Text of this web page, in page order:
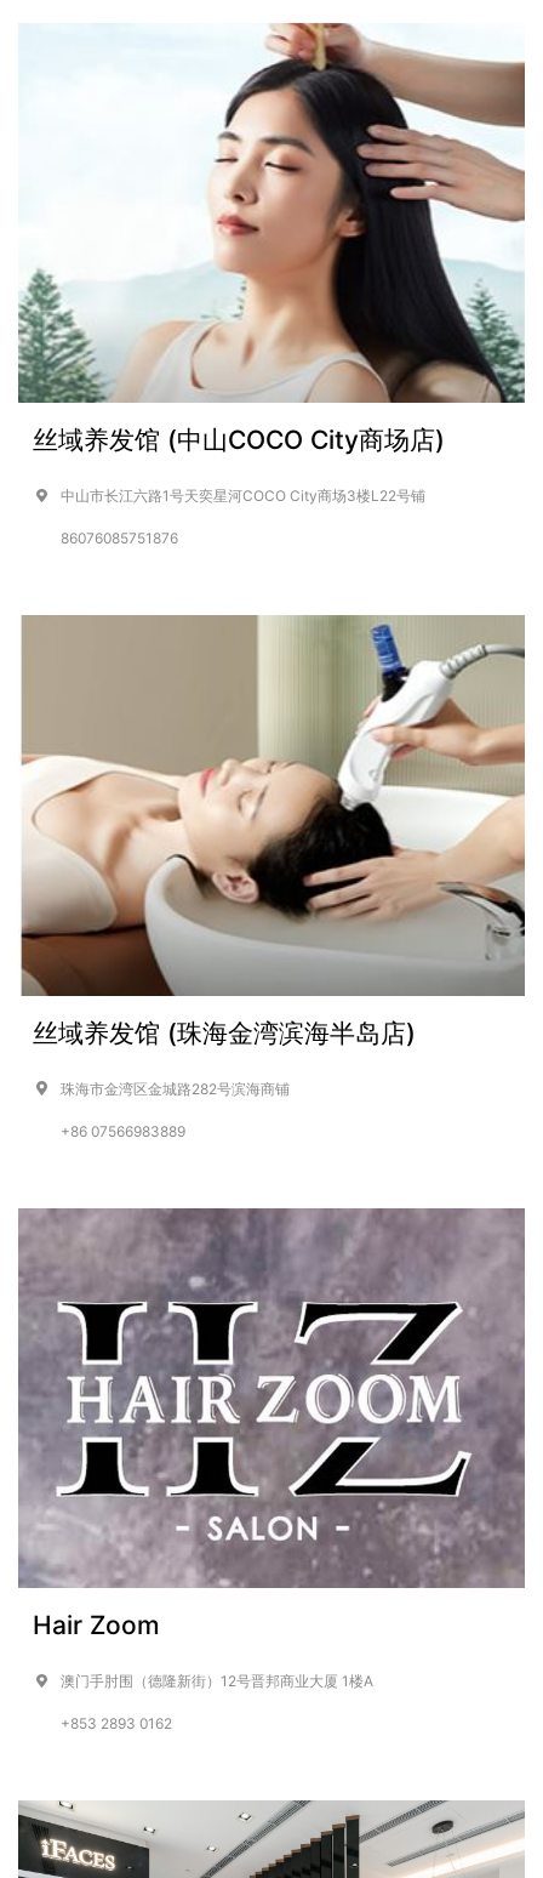
丝域养发馆 (中山COCO City商场店)
中山市长江六路1号天奕星河COCO City商场3楼L22号铺
86076085751876
丝域养发馆 (珠海金湾滨海半岛店)
珠海市金湾区金城路282号滨海商铺
+86 07566983889
Hair Zoom
澳门手肘围（德隆新街）12号晋邦商业大厦 1楼A
+853 2893 0162